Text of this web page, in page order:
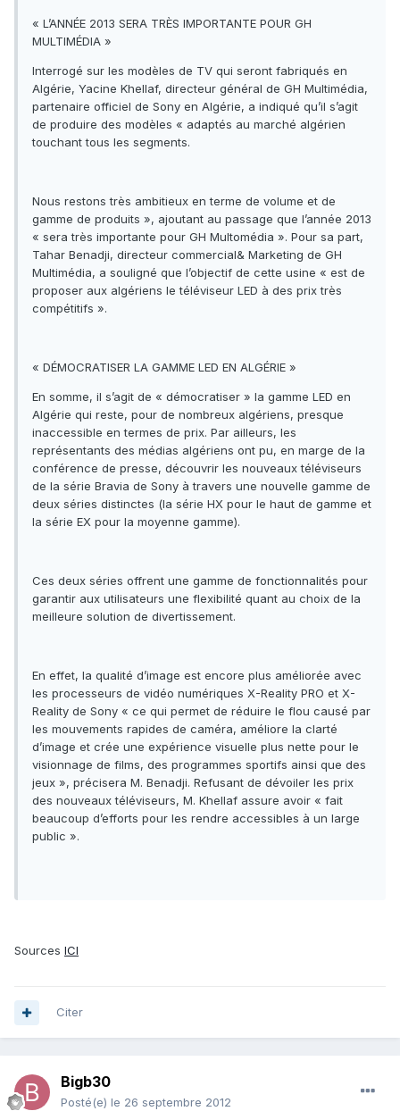
« L’ANNÉE 2013 SERA TRÈS IMPORTANTE POUR GH
MULTIMÉDIA »
Interrogé sur les modèles de TV qui seront fabriqués en
Algérie, Yacine Khellaf, directeur général de GH Multimédia,
partenaire officiel de Sony en Algérie, a indiqué qu’il s’agit
de produire des modèles « adaptés au marché algérien
touchant tous les segments.
Nous restons très ambitieux en terme de volume et de
gamme de produits », ajoutant au passage que l’année 2013
« sera très importante pour GH Multomédia ». Pour sa part,
Tahar Benadji, directeur commercial& Marketing de GH
Multimédia, a souligné que l’objectif de cette usine « est de
proposer aux algériens le téléviseur LED à des prix très
compétitifs ».
« DÉMOCRATISER LA GAMME LED EN ALGÉRIE »
En somme, il s’agit de « démocratiser » la gamme LED en
Algérie qui reste, pour de nombreux algériens, presque
inaccessible en termes de prix. Par ailleurs, les
représentants des médias algériens ont pu, en marge de la
conférence de presse, découvrir les nouveaux téléviseurs
de la série Bravia de Sony à travers une nouvelle gamme de
deux séries distinctes (la série HX pour le haut de gamme et
la série EX pour la moyenne gamme).
Ces deux séries offrent une gamme de fonctionnalités pour
garantir aux utilisateurs une flexibilité quant au choix de la
meilleure solution de divertissement.
En effet, la qualité d’image est encore plus améliorée avec
les processeurs de vidéo numériques X-Reality PRO et X-
Reality de Sony « ce qui permet de réduire le flou causé par
les mouvements rapides de caméra, améliore la clarté
d’image et crée une expérience visuelle plus nette pour le
visionnage de films, des programmes sportifs ainsi que des
jeux », précisera M. Benadji. Refusant de dévoiler les prix
des nouveaux téléviseurs, M. Khellaf assure avoir « fait
beaucoup d’efforts pour les rendre accessibles à un large
public ».
Sources ICI
Citer
Bigb30
Posté(e) le 26 septembre 2012